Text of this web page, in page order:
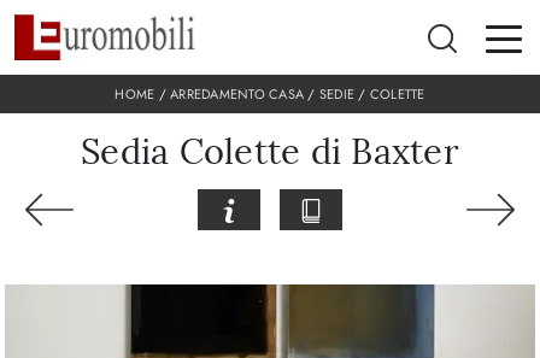
HOME /ARREDAMENTO CASA / SEDIE / COLETTE
Sedia Colette di Baxter